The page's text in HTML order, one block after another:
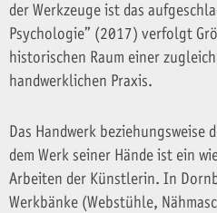
der Werkzeuge ist das
Psychologie” (2017) verfolgt
historischen Raum einer
handwerklichen Praxis.
Das Handwerk beziehungsweise
dem Werk seiner Hände ist ein
Arbeiten der Künstlerin. In
Werkbänke (Webstühle,